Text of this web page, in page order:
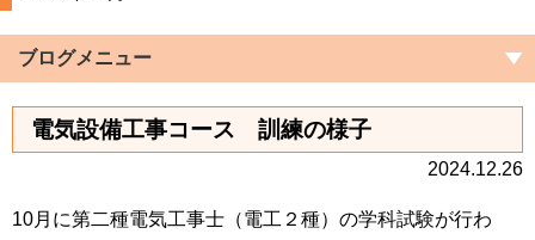
ブログメニュー
電気設備工事コース 訓練の様子
2024.12.26
10月に第二種電気工事士（電工２種）の学科試験が行わ